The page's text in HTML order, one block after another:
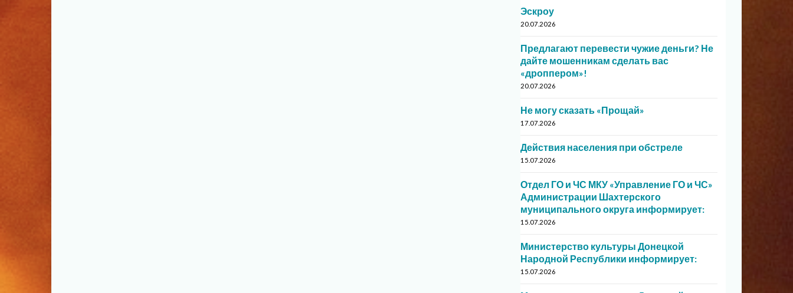
Эскроу
20.07.2026
Предлагают перевести чужие деньги? Не
дайте мошенникам сделать вас
«дроппером»!
20.07.2026
Не могу сказать «Прощай»
17.07.2026
Действия населения при обстреле
15.07.2026
Отдел ГО и ЧС МКУ «Управление ГО и ЧС»
Администрации Шахтерского
муниципального округа информирует:
15.07.2026
Министерство культуры Донецкой
Народной Республики информирует:
15.07.2026